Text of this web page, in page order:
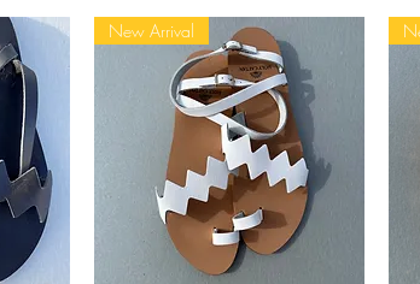
New Arrival